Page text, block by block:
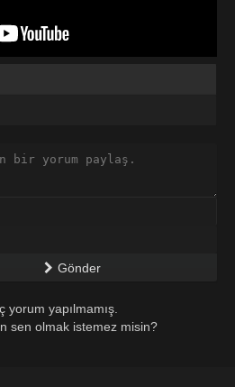
Gönder
yorum yapılmamış.
sen olmak istemez misin?